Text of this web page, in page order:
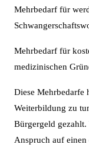
Mehrbedarf für
Mehrbedarf für
medizinischen
Diese Mehrbedarfe
Weiterbildung zu
Bürgergeld
Anspruch auf einen